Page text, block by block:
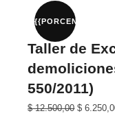
era:
$ 25.000,00.$
{{PORCENTAJE}}%
Taller de
550/2011)
El
$12.500,00El
$